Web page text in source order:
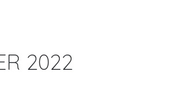
2022